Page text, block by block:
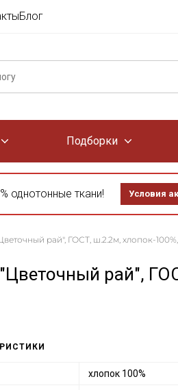
Блог
Подборки
однотонные ткани! Условия
рай", ГОСТ, ш.2.2м, хлопок-
рай",
хлопок 100%